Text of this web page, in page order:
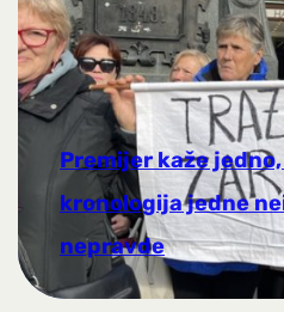
Premijer kaže
kronologija jedne
nepravde